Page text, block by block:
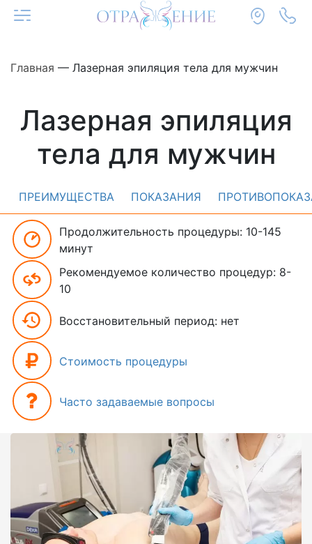
Главная — Лазерная эпиляция тела для мужчин
Лазерная эпиляция
тела для мужчин
ПРЕИМУЩЕСТВА ПОКАЗАНИЯ
Продолжительность процедуры: 10-145
минут
Рекомендуемое количество процедур: 8-
10
Восстановительный период: нет
Стоимость процедуры
Часто задаваемые вопросы